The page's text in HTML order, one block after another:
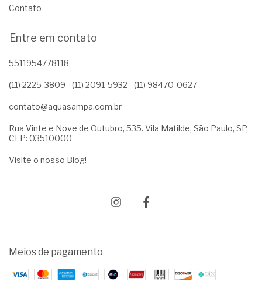
Contato
Entre em contato
5511954778118
(11) 2225-3809 - (11) 2091-5932 - (11) 98470-0627
contato@aquasampa.com.br
Rua Vinte e Nove de Outubro, 535. Vila Matilde, São Paulo, SP,
CEP: 03510000
Visite o nosso Blog!
Meios de pagamento